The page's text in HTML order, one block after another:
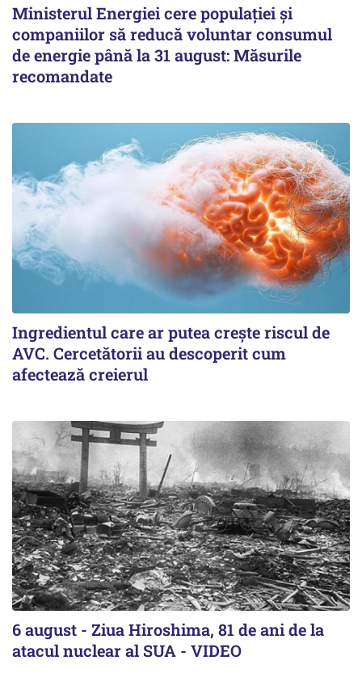
Ministerul Energiei cere populației și
companiilor să reducă voluntar consumul
de energie până la 31 august: Măsurile
recomandate
Ingredientul care ar putea crește riscul de
AVC. Cercetătorii au descoperit cum
afectează creierul
6 august - Ziua Hiroshima, 81 de ani de la
atacul nuclear al SUA - VIDEO